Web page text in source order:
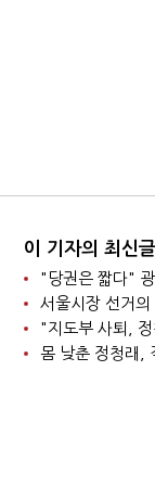
이 기자의 최신글
"당권은 짧다"
"지도부 사퇴,
몸 낮춘 정청래,